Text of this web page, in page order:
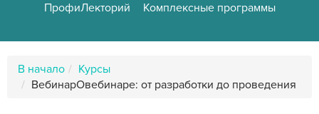
ПрофиЛекторий
Комплексные программы
ПутьВ начало
Курсы
ВебинарОвебинаре: от разработки до проведения